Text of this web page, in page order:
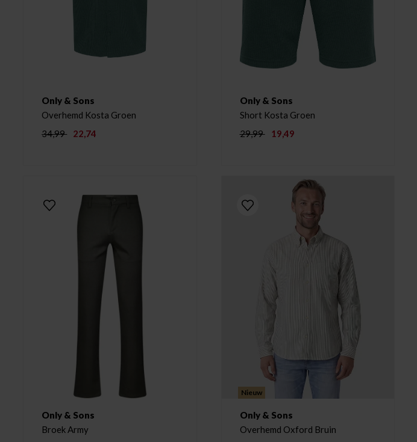
Only & Sons
Overhemd Kosta Groen
34,99
22,74
Only & Sons
Short Kosta Groen
29,99
19,49
Only & Sons
Broek Army
Nieuw
Only & Sons
Overhemd Oxford Bruin